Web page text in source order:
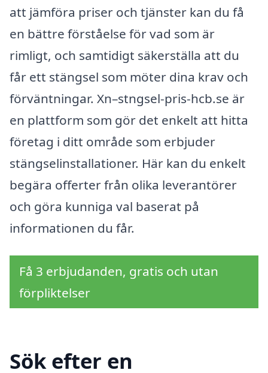
att jämföra priser och tjänster kan du få
en bättre förståelse för vad som är
rimligt, och samtidigt säkerställa att du
får ett stängsel som möter dina krav och
förväntningar. Xn–stngsel-pris-hcb.se är
en plattform som gör det enkelt att hitta
företag i ditt område som erbjuder
stängselinstallationer. Här kan du enkelt
begära offerter från olika leverantörer
och göra kunniga val baserat på
informationen du får.
Få 3 erbjudanden, gratis och utan
förpliktelser
Sök efter en